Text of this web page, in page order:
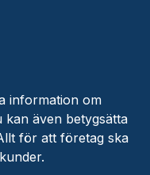
information om
kan även betygsätta
för att företag ska